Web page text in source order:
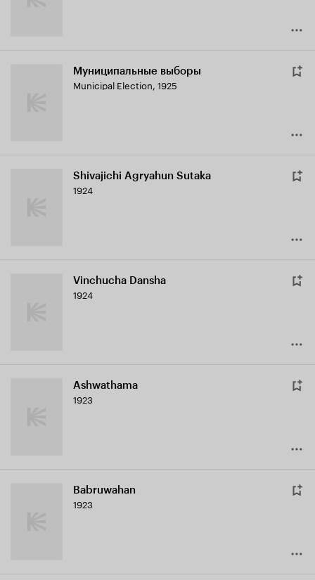
Муниципальные выборы
Municipal Election, 1925
Shivajichi Agryahun Sutaka
1924
Vinchucha Dansha
1924
Ashwathama
1923
Babruwahan
1923